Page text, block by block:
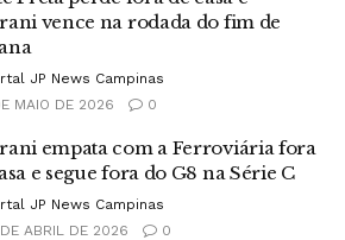
vence na rodada do fim de
JP News Campinas
MAIO DE 2026
0
empata com a Ferroviária fora
e segue fora do G8 na Série C
JP News Campinas
ABRIL DE 2026
0